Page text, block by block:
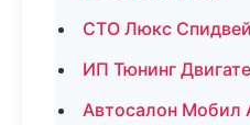
СТО Люкс
ИП Тюнинг
Автосалон Мобил